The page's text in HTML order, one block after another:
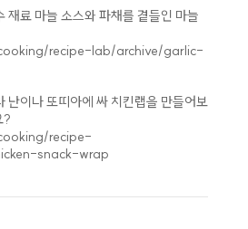
재료 마늘 소스와 파채를 곁들인 마늘
recipe-lab/archive/garlic-
난이나 또띠아에 싸 치킨랩을 만들어보
?
recipe-
snack-wrap